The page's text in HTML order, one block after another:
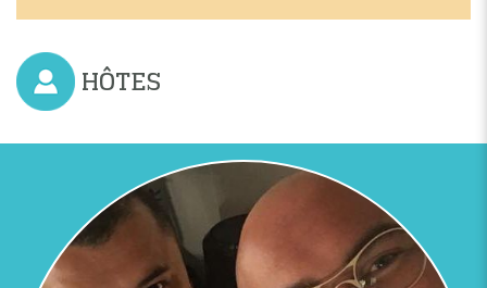
HÔTES